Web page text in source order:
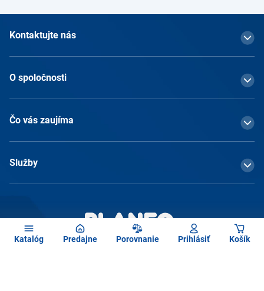
Katalóg Predajne Porovnanie Prihlásiť Košík
Kontaktujte nás
O spoločnosti
Čo vás zaujíma
Služby